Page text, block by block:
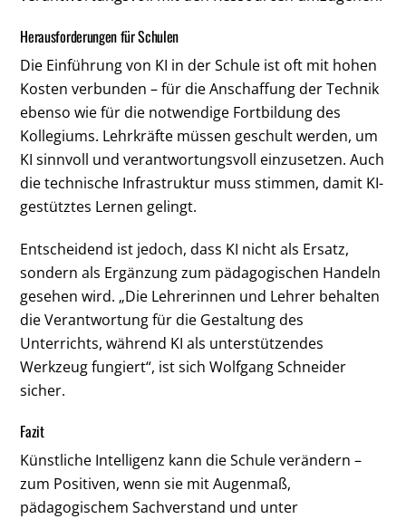
Herausforderungen für Schulen
Die Einführung von KI in der Schule ist oft mit hohen
Kosten verbunden – für die Anschaffung der Technik
ebenso wie für die notwendige Fortbildung des
Kollegiums. Lehrkräfte müssen geschult werden, um
KI sinnvoll und verantwortungsvoll einzusetzen. Auch
die technische Infrastruktur muss stimmen, damit KI-
gestütztes Lernen gelingt.
Entscheidend ist jedoch, dass KI nicht als Ersatz,
sondern als Ergänzung zum pädagogischen Handeln
gesehen wird. „Die Lehrerinnen und Lehrer behalten
die Verantwortung für die Gestaltung des
Unterrichts, während KI als unterstützendes
Werkzeug fungiert“, ist sich Wolfgang Schneider
sicher.
Fazit
Künstliche Intelligenz kann die Schule verändern –
zum Positiven, wenn sie mit Augenmaß,
pädagogischem Sachverstand und unter